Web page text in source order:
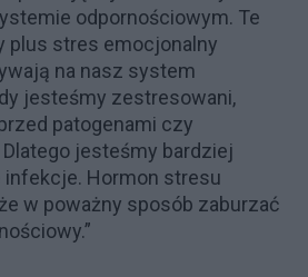
odpornościowym. Te
plus stres emocjonalny
na nasz system
jesteśmy zestresowani,
patogenami czy
Dlatego jesteśmy bardziej
infekcje. Hormon stresu
w poważny sposób zaburzać